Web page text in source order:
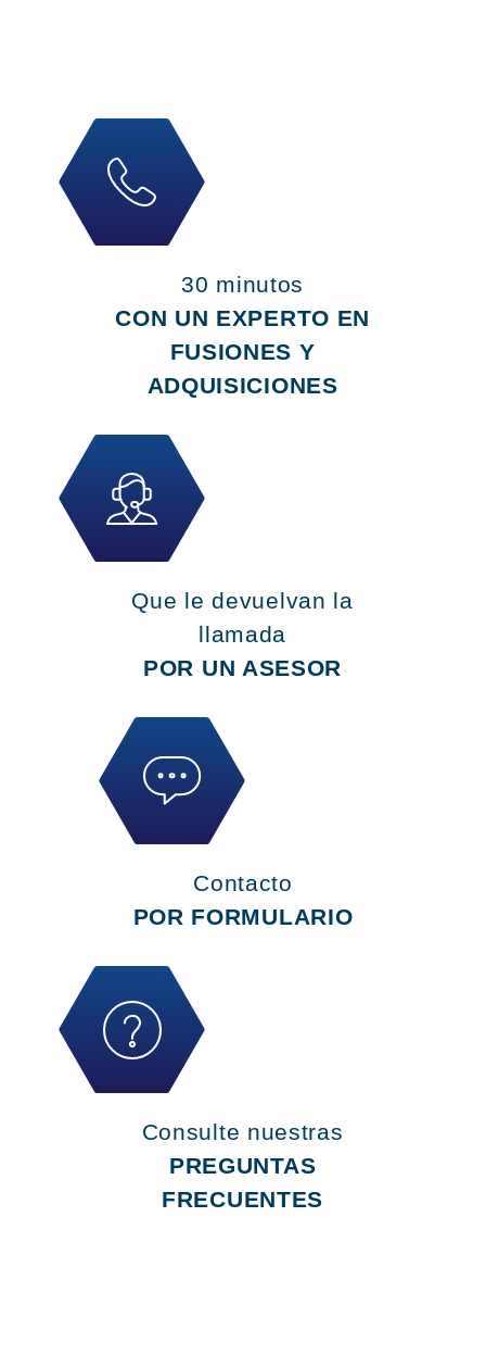
30 minutos
CON UN EXPERTO EN
FUSIONES Y
ADQUISICIONES
Que le devuelvan la
llamada
POR UN ASESOR
Contacto
POR FORMULARIO
Consulte nuestras
PREGUNTAS
FRECUENTES